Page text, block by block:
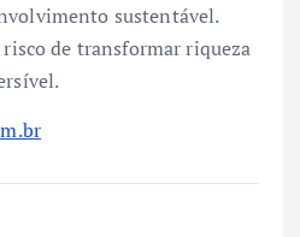
sustentável.
de transformar riqueza